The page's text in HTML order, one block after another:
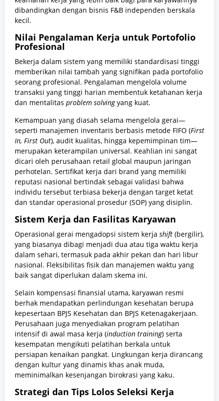
dibandingkan dengan bisnis F&B independen berskala
kecil.
Nilai Pengalaman Kerja untuk Portofolio
Profesional
Bekerja dalam sistem yang memiliki standardisasi tinggi
memberikan nilai tambah yang signifikan pada portofolio
seorang profesional. Pengalaman mengelola volume
transaksi yang tinggi harian membentuk ketahanan kerja
dan mentalitas problem solvingyang kuat.
Kemampuan yang diasah selama mengelola gerai—
seperti manajemen inventaris berbasis metode FIFO (First
In, First Out), audit kualitas, hingga kepemimpinan tim—
merupakan keterampilan universal. Keahlian ini sangat
dicari oleh perusahaan retail global maupun jaringan
perhotelan. Sertifikat kerja dari brand yang memiliki
reputasi nasional bertindak sebagai validasi bahwa
individu tersebut terbiasa bekerja dengan target ketat
dan standar operasional prosedur (SOP) yang disiplin.
Sistem Kerja dan Fasilitas Karyawan
Operasional gerai mengadopsi sistem kerja shift (bergilir),
yang biasanya dibagi menjadi dua atau tiga waktu kerja
dalam sehari, termasuk pada akhir pekan dan hari libur
nasional. Fleksibilitas fisik dan manajemen waktu yang
baik sangat diperlukan dalam skema ini.
Selain kompensasi finansial utama, karyawan resmi
berhak mendapatkan perlindungan kesehatan berupa
kepesertaan BPJS Kesehatan dan BPJS Ketenagakerjaan.
Perusahaan juga menyediakan program pelatihan
intensif di awal masa kerja (induction training) serta
kesempatan mengikuti pelatihan berkala untuk
persiapan kenaikan pangkat. Lingkungan kerja dirancang
dengan kultur yang dinamis khas anak muda,
meminimalkan kesenjangan birokrasi yang kaku.
Strategi dan Tips Lolos Seleksi Kerja